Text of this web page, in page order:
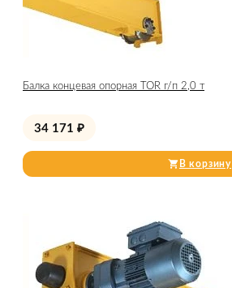
Балка концевая опорная TOR г/п 2,0 т
34 171 ₽
В корзину